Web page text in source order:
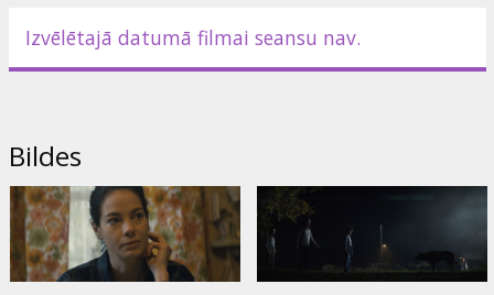
Izvēlētajā datumā filmai seansu nav.
Bildes